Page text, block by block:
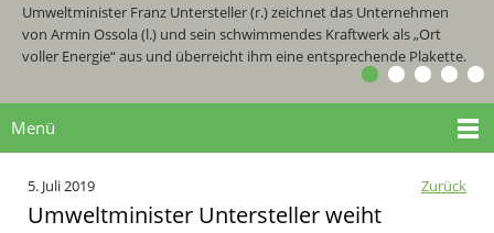
Umweltminister Franz Untersteller (r.) zeichnet das Unternehmen
von Armin Ossola (l.) und sein schwimmendes Kraftwerk als „Ort
voller Energie“ aus und überreicht ihm eine entsprechende Plakette.
Menü
Zurück
5. Juli 2019
Umweltminister Untersteller weiht